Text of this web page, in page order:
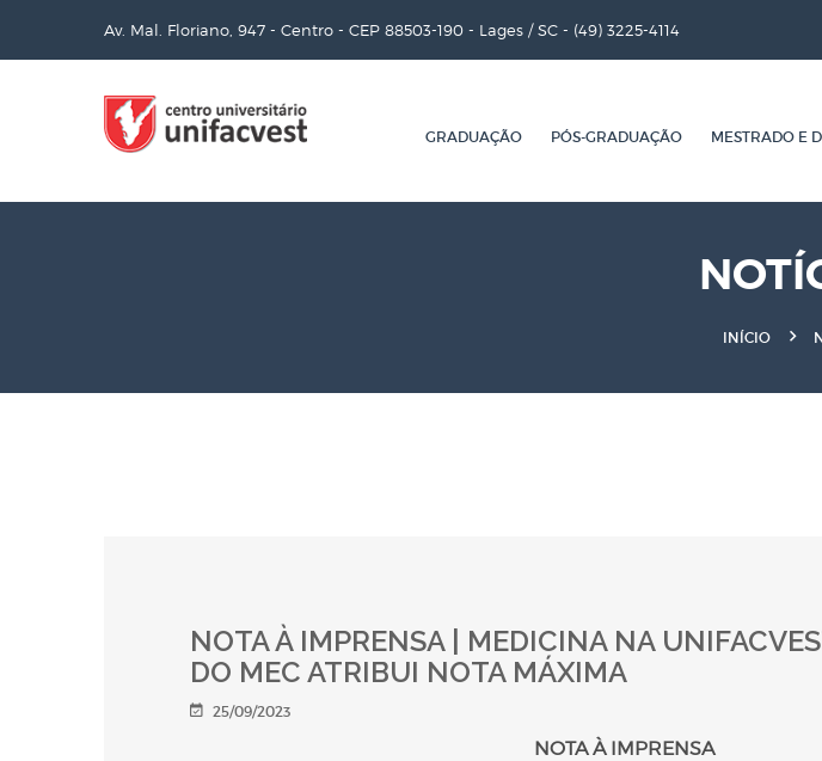
Av. Mal. Floriano, 947 - Centro - CEP 88503-190 - Lages / SC - (49) 3225-4114
GRADUAÇÃO PÓS-GRADUAÇÃO MESTRADO E
INÍCIO
NOTA À IMPRENSA | MEDICINA NA
DO MEC ATRIBUI NOTA MÁXIMA
25/09/2023
NOTA À IMPRENSA